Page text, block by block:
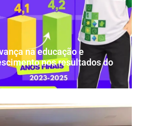
na educação e
nos resultados do